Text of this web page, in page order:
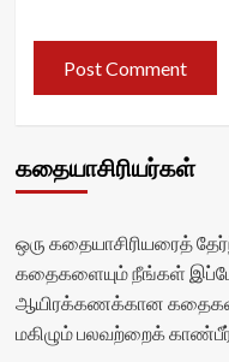
கதையாசிரியர்கள்
ஒரு கதையாசிரியரைத்
கதைகளையும் நீங்கள்
ஆயிரக்கணக்கான கதைகள்
மகிழும் பலவற்றைக்